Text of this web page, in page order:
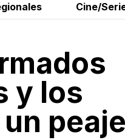
Cine/
y los
peaje